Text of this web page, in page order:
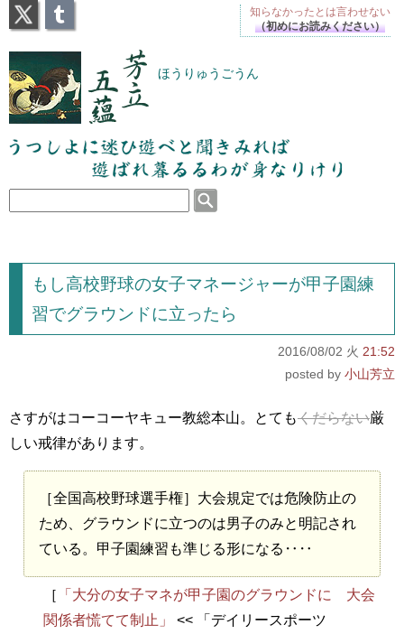
芳立五蘊 ほうりゅうごうん
うつしよに迷ひ遊べと聞きみれば遊ばれ暮るるわが
身なりけり
もし高校野球の女子マネージャーが甲子園練
習でグラウンドに立ったら
2016/08/02 火 21:52
小山芳立
さすがはコーコーヤキュー教総本山。とてもくだらない厳
しい戒律があります。
［全国高校野球選手権］大会規定では危険防止の
ため、グラウンドに立つのは男子のみと明記され
ている。甲子園練習も準じる形になる‥‥
［
「大分の女子マネが甲子園のグラウンドに 大会
関係者慌てて制止」
<< 「デイリースポーツ
知らなかったとは言わせない
（初めにお読みください）
X Tumblr